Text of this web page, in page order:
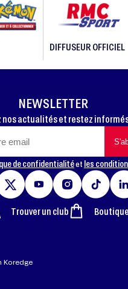
DIFFUSEUR OFFICIEL
NEWSLETTER
nos actualités et restez
de confidentialitéet les
Trouver un club Boutique
Koredge